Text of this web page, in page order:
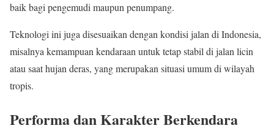
baik bagi pengemudi maupun penumpang.
Teknologi ini juga disesuaikan dengan kondisi jalan di Indonesia,
misalnya kemampuan kendaraan untuk tetap stabil di jalan licin
atau saat hujan deras, yang merupakan situasi umum di wilayah
tropis.
Performa dan Karakter Berkendara